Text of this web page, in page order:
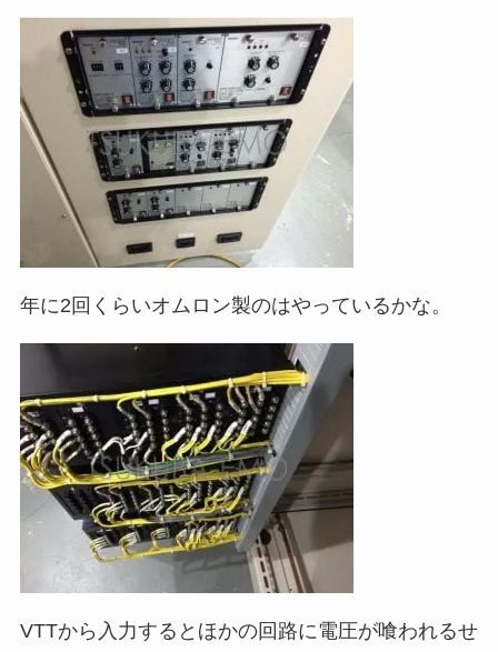
年に2回くらいオムロン製のはやっているかな。
VTTから入力するとほかの回路に電圧が喰われるせ